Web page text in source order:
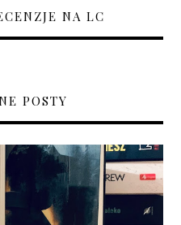
NA LC
POSTY